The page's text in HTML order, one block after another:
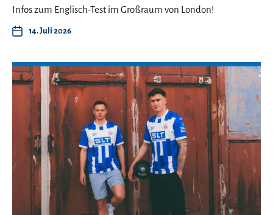
Infos zum Englisch-Test im Großraum von London!
14. Juli 2026